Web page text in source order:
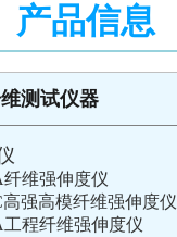
产品信息
测试仪器
纤维强伸度仪
高强高模纤维强伸度仪
工程纤维强伸度仪